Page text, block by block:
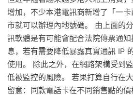
增加，不少本港電訊商新增了「一
市就可以辦理內地號碼。 由上面的
訊軟體是有可能會配合法院傳票通
息，若有需要降低暴露真實通訊 IP
使用。 除此之外，在網路架構受到
低被監控的風險。 若果打算自行在
留意：同款電話卡在不同銷售點的